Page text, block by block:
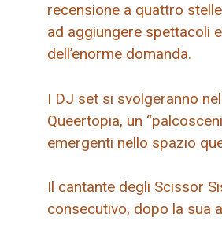
recensione a quattro
ad aggiungere spettacoli
dell’enorme domanda.
I DJ set si svolgeranno
Queertopia, un
emergenti nello spazio
Il cantante degli Scissor
consecutivo, dopo la sua